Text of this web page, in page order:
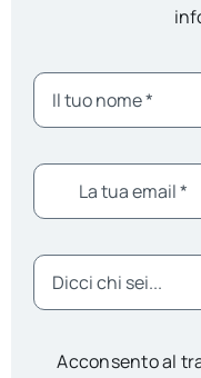
Acconsento al